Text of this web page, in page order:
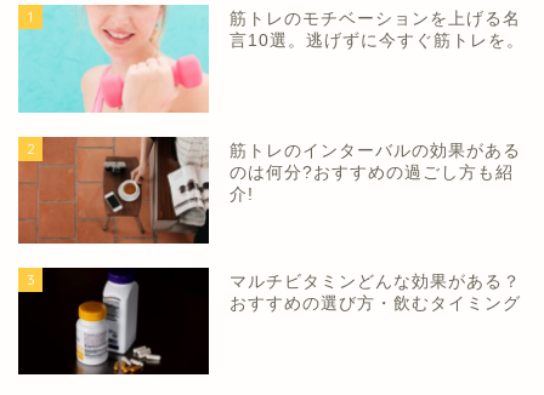
1
筋トレのモチベーションを上げる名
言10選。逃げずに今すぐ筋トレを。
2
筋トレのインターバルの効果がある
のは何分?おすすめの過ごし方も紹
介!
3
マルチビタミンどんな効果がある？
おすすめの選び方・飲むタイミング